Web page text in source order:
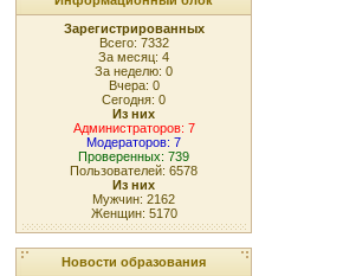
Зарегистрированных
Всего: 7332
За месяц: 4
За неделю: 0
Вчера: 0
Сегодня: 0
Из них
Администраторов: 7
Модераторов: 7
Проверенных: 739
Пользователей: 6578
Из них
Мужчин: 2162
Женщин: 5170
Новости образования